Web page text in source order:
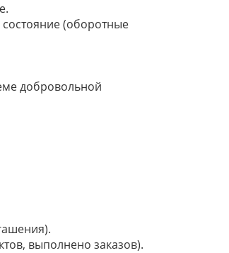
(оборотные
добровольной
выполнено заказов).